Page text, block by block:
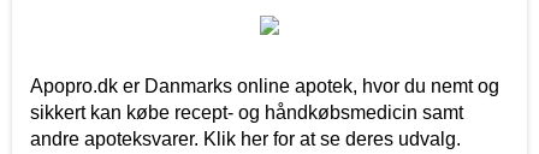
Apopro.dk er Danmarks online apotek, hvor du nemt og
sikkert kan købe recept- og håndkøbsmedicin samt
andre apoteksvarer. Klik her for at se deres udvalg.